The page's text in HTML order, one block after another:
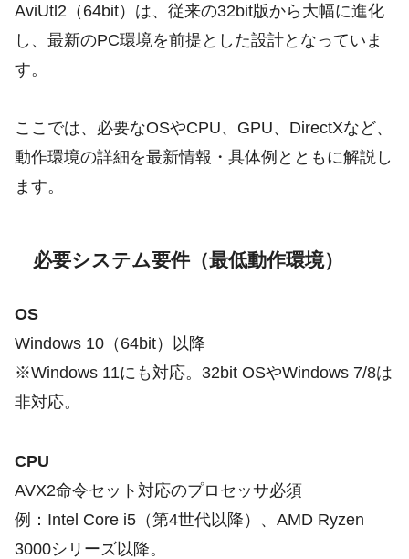
AviUtl2（64bit）は、従来の32bit版から大幅に進化
し、最新のPC環境を前提とした設計となっていま
す。
ここでは、必要なOSやCPU、GPU、DirectXなど、
動作環境の詳細を最新情報・具体例とともに解説し
ます。
必要システム要件（最低動作環境）
OS
Windows 10（64bit）以降
※Windows 11にも対応。32bit OSやWindows 7/8は
非対応。
CPU
AVX2命令セット対応のプロセッサ必須
例：Intel Core i5（第4世代以降）、AMD Ryzen
3000シリーズ以降。